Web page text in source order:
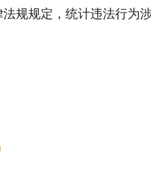
规规定，统计违法行为